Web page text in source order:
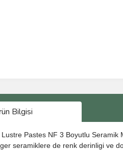
Bilgisi
Pastes NF 3 Boyutlu
seramiklere de renk derinligi ve